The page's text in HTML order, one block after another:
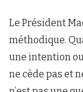
Le Président
méthodique.
une intention
ne cède pas et